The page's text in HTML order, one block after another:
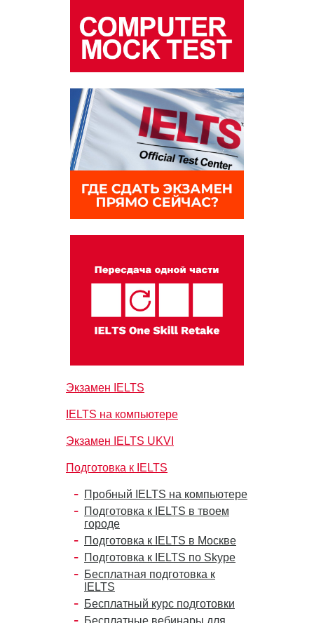
Экзамен IELTS
IELTS на компьютере
Экзамен IELTS UKVI
Подготовка к IELTS
Пробный IELTS на компьютере
Подготовка к IELTS в твоем
городе
Подготовка к IELTS в Москве
Подготовка к IELTS по Skype
Бесплатная подготовка к
IELTS
Бесплатный курс подготовки
Бесплатные вебинары для